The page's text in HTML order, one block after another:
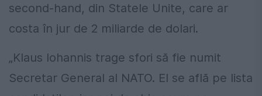
second-hand, din Statele Unite, care ar
costa în jur de 2 miliarde de dolari.
„Klaus Iohannis trage sfori să fie numit
Secretar General al NATO. El se află pe lista